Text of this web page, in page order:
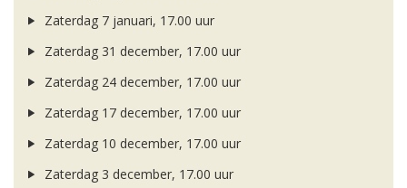
Zaterdag 7 januari, 17.00 uur
Zaterdag 31 december, 17.00 uur
Zaterdag 24 december, 17.00 uur
Zaterdag 17 december, 17.00 uur
Zaterdag 10 december, 17.00 uur
Zaterdag 3 december, 17.00 uur